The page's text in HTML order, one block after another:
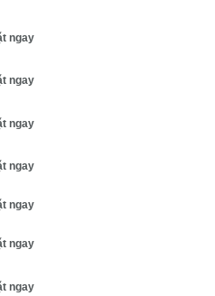
ngay
ngay
ngay
ngay
ngay
ngay
ngay